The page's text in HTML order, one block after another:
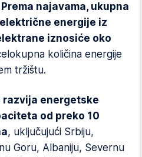
Prema najavama, ukupna
energije iz
iznosiće oko
količina energije
tržištu.
razvija energetske
od preko 10
, uključujući Srbiju,
Goru, Albaniju, Severnu